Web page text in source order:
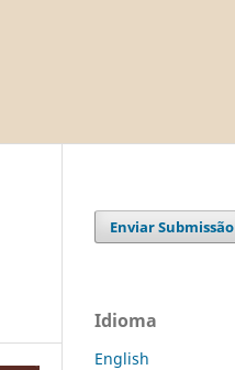
Enviar Submissão
Idioma
English